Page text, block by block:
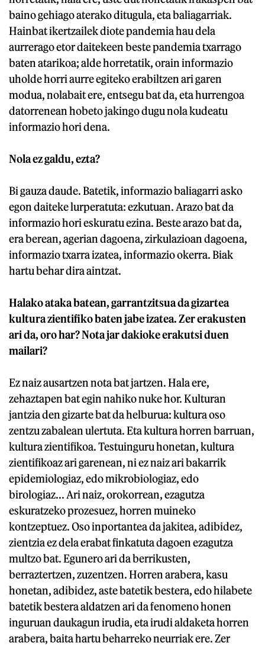
baino gehiago aterako ditugula, eta baliagarriak.
Hainbat ikertzailek diote pandemia hau dela
aurrerago etor daitekeen beste pandemia txarrago
baten atarikoa; alde horretatik, orain informazio
uholde horri aurre egiteko erabiltzen ari garen
modua, nolabait ere, entsegu bat da, eta hurrengoa
datorrenean hobeto jakingo dugu nola kudeatu
informazio hori dena.
Nola ez galdu, ezta?
Bi gauza daude. Batetik, informazio baliagarri asko
egon daiteke lurperatuta: ezkutuan. Arazo bat da
informazio hori eskuratu ezina. Beste arazo bat da,
era berean, agerian dagoena, zirkulazioan dagoena,
informazio txarra izatea, informazio okerra. Biak
hartu behar dira aintzat.
Halako ataka batean, garrantzitsua da gizartea
kultura zientifiko baten jabe izatea. Zer erakusten
ari da, oro har? Nota jar dakioke erakutsi duen
mailari?
Ez naiz ausartzen nota bat jartzen. Hala ere,
zehaztapen bat egin nahiko nuke hor. Kulturan
jantzia den gizarte bat da helburua: kultura oso
zentzu zabalean ulertuta. Eta kultura horren barruan,
kultura zientifikoa. Testuinguru honetan, kultura
zientifikoaz ari garenean, ni ez naiz ari bakarrik
epidemiologiaz, edo mikrobiologiaz, edo
birologiaz... Ari naiz, orokorrean, ezagutza
eskuratzeko prozesuez, horren muineko
kontzeptuez. Oso inportantea da jakitea, adibidez,
zientzia ez dela erabat finkatuta dagoen ezagutza
multzo bat. Egunero ari da berrikusten,
berraztertzen, zuzentzen. Horren arabera, kasu
honetan, adibidez, aste batetik bestera, edo hilabete
batetik bestera aldatzen ari da fenomeno honen
inguruan daukagun irudia, eta irudi aldaketa horren
arabera, baita hartu beharreko neurriak ere. Zer